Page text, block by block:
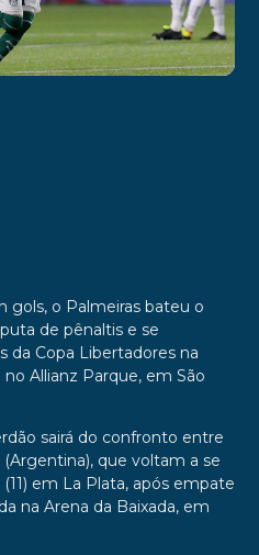
o Palmeiras bateu o
de pênaltis e se
da Copa Libertadores na
Allianz Parque, em São
sairá do confronto entre
que voltam a se
em La Plata, após empate
na Arena da Baixada, em